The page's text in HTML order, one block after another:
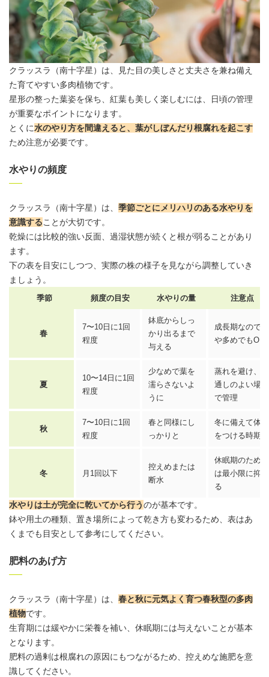
クラッスラ
（南十字星）は、見た目の美しさと丈夫さを兼ね備え
た育てやすい多肉植物です。
星形の整った葉姿を保ち、紅葉も美しく楽しむには、日頃の管理
が重要なポイントになります。
とくに水のやり方を間違えると、葉がしぼんだり根腐れを起こす
ため注意が必要です。
水やりの頻度
クラッスラ （南十字星）は、 季節ごとにメリハリのある水やりを
意識することが大切です。
乾燥には比較的強い反面、過湿状態が続くと根が弱ることがあり
ます。
下の表を目安にしつつ、実際の株の様子を見ながら調整していき
ましょう。
季節 頻度の目安 水やりの量 注意点
春
7〜10日に1回
程度
鉢底からしっ
かり出るまで
与える
成長期なのでや
や多めでもOK
夏
10〜14日に1回
程度
少なめで葉を
濡らさないよ
うに
蒸れを避け、風
通しのよい場所
で管理
秋
7〜10日に1回
程度
春と同様にし
っかりと
冬に備えて体力
をつける時期
冬 月1回以下
控えめまたは
断水
休眠期のため水
は最小限に抑え
る
水やりは土が完全に乾いてから行うのが基本です。
鉢や用土の種類、置き場所によって乾き方も変わるため、表はあ
くまでも目安として参考にしてください。
肥料のあげ方
クラッスラ （南十字星）は、 春と秋に元気よく育つ春秋型の多肉
植物です。
生育期には緩やかに栄養を補い、休眠期には与えないことが基本
となります。
肥料の過剰は根腐れの原因にもつながるため、控えめな施肥を意
識してください。